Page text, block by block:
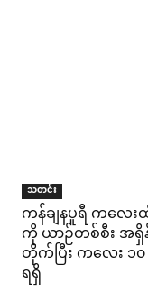
သတင်း
ကန်ချနပူရီ ကလေး
ကို ယာဉ်တစ်စီး အ
တိုက်ပြီး ကလေး ၁
ရရှိ